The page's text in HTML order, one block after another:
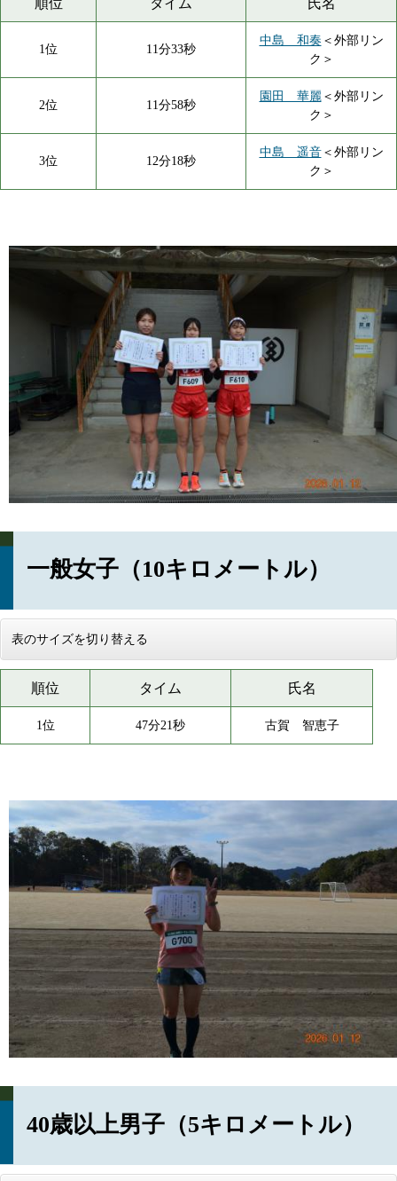
順位 タイム 氏名
1位 11分33秒
中島 和奏 ＜外部リン
ク＞
2位 11分58秒
園田 華麗＜外部リン
ク＞
3位 12分18秒
中島 遥音＜外部リン
ク＞
一般女子（10キロメートル）
表のサイズを切り替える
順位 タイム 氏名
1位 47分21秒 古賀 智恵子
40歳以上男子（5キロメートル）